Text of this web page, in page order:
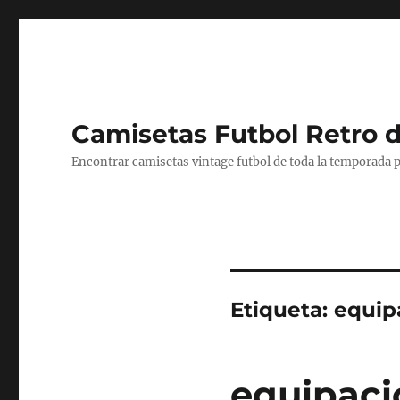
Camisetas Futbol Retro
Encontrar camisetas vintage futbol de toda la temporada
Etiqueta: